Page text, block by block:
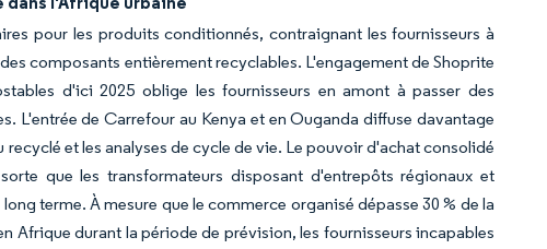
pour les produits conditionnés, contraignant les fournisseurs à
composants entièrement recyclables. L'engagement de Shoprite
d'ici 2025 oblige les fournisseurs en amont à passer des
L'entrée de Carrefour au Kenya et en Ouganda diffuse davantage
et les analyses de cycle de vie. Le pouvoir d'achat consolidé
que les transformateurs disposant d'entrepôts régionaux et
terme. À mesure que le commerce organisé dépasse 30 % de la
Afrique durant la période de prévision, les fournisseurs incapables